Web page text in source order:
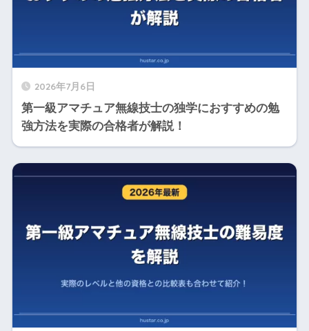
2026年7月6日
第一級アマチュア無線技士の独学におすすめの勉
強方法を実際の合格者が解説！